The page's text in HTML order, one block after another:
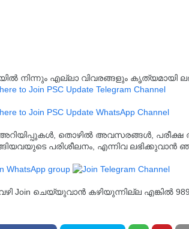
യിൽ നിന്നും എല്ലാ വിവരങ്ങളും
to Join PSC Update Telegram Channel
to Join PSC Update WhatsApp Channel
അറിയിപ്പുകൾ, തൊഴിൽ അവസരങ്ങൾ, പരീക്ഷ
പരിശീലനം, എന്നിവ ലഭിക്കുവാൻ
വഴി Join ചെയ്യുവാൻ കഴിയുന്നില്ല എങ്കിൽ